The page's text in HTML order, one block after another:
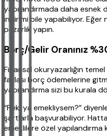
yapılandırmada daha esnek
indirimi bile yapabiliyor.
pazarlık yapın.
Borç/Gelir Oranınız
Finansal okuryazarlığın
fazlası borç ödemelerine
yapılandırma sizi bu kurala
“Peki ya emekliysem?”
şartlarla başvurabiliyor.
emeklilere özel yapılandırma